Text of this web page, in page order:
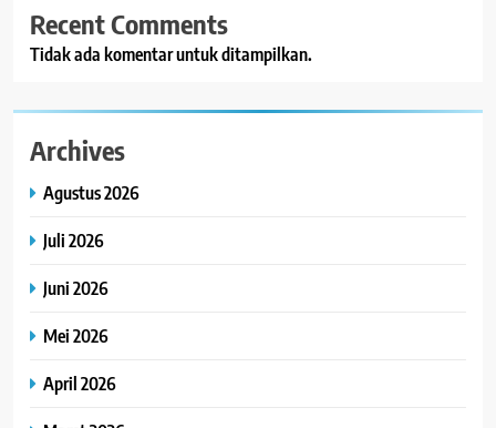
Recent Comments
Tidak ada komentar untuk ditampilkan.
Archives
Agustus 2026
Juli 2026
Juni 2026
Mei 2026
April 2026